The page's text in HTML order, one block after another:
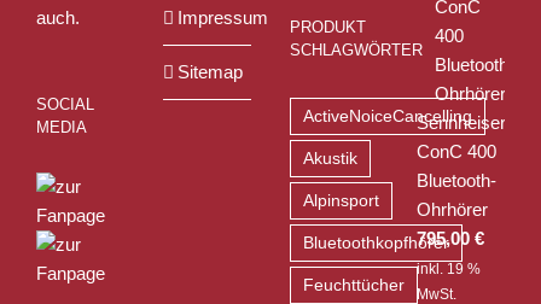
auch.
SOCIAL
MEDIA
Impressum
Sitemap
PRODUKT
SCHLAGWÖRTER
ActiveNoiceCancelling
Akustik
Alpinsport
Bluetoothkopfhörer
Feuchttücher
Sennheiser
ConC 400
Bluetooth-
Ohrhörer
795,00 €
inkl. 19 %
MwSt.